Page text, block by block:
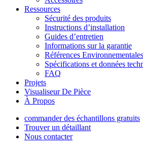
Ressources
Sécurité des produits
Instructions d’installation
Guides d’entretien
Informations sur la garantie
Références Environnementales
Spécifications et données
FAQ
Projets
Visualiseur De Pièce
À Propos
commander des échantillons gratuits
Trouver un détaillant
Nous contacter